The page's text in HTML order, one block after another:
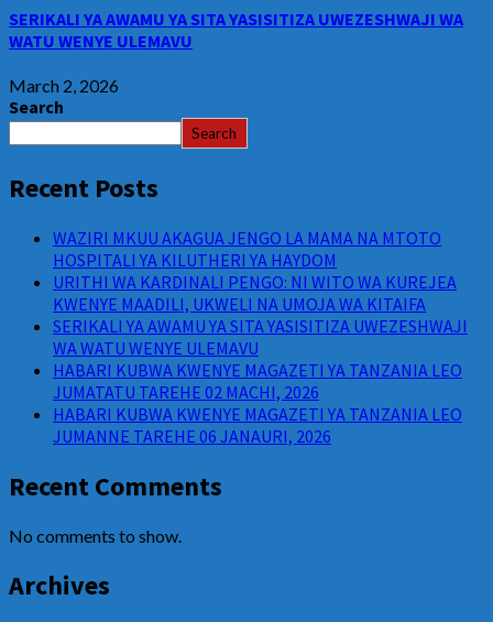
SERIKALI YA AWAMU YA SITA YASISITIZA UWEZESHWAJI WA
WATU WENYE ULEMAVU
March 2, 2026
Search
Search
Recent Posts
WAZIRI MKUU AKAGUA JENGO LA MAMA NA MTOTO
HOSPITALI YA KILUTHERI YA HAYDOM
URITHI WA KARDINALI PENGO: NI WITO WA KUREJEA
KWENYE MAADILI, UKWELI NA UMOJA WA KITAIFA
SERIKALI YA AWAMU YA SITA YASISITIZA UWEZESHWAJI
WA WATU WENYE ULEMAVU
HABARI KUBWA KWENYE MAGAZETI YA TANZANIA LEO
JUMATATU TAREHE 02 MACHI, 2026
HABARI KUBWA KWENYE MAGAZETI YA TANZANIA LEO
JUMANNE TAREHE 06 JANAURI, 2026
Recent Comments
No comments to show.
Archives